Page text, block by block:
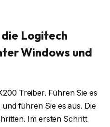
Logitech
Windows und
Treiber. Führen Sie es
führen Sie es aus. Die
Im ersten Schritt